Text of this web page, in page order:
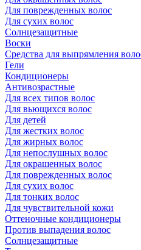
Для поврежденных волос
Для сухих волос
Солнцезащитные
Воски
Средства для выпрямления
Гели
Кондиционеры
Антивозрастные
Для всех типов волос
Для вьющихся волос
Для детей
Для жестких волос
Для жирных волос
Для непослушных волос
Для окрашенных волос
Для поврежденных волос
Для сухих волос
Для тонких волос
Для чувствительной кожи
Оттеночные кондиционеры
Против выпадения волос
Солнцезащитные